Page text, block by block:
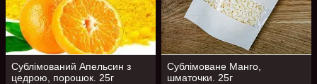
Сублімований Апельсин з
цедрою, порошок. 25г
Сублімоване Манго,
шматочки. 25г